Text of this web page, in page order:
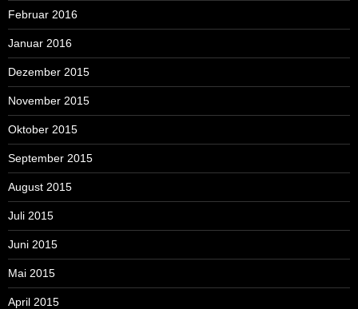
Februar 2016
Januar 2016
Dezember 2015
November 2015
Oktober 2015
September 2015
August 2015
Juli 2015
Juni 2015
Mai 2015
April 2015